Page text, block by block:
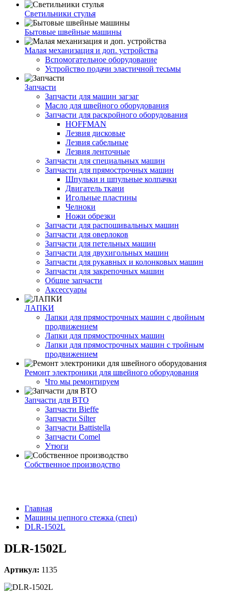
Светильники стулья
Бытовые швейные машины
Малая механизация и доп. устройства
Вспомогательное оборудование
Устройство подачи эластичной тесьмы
Запчасти
Запчасти для машин загзаг
Масло для швейного оборудования
Запчасти для раскройного оборудования
HOFFMAN
Лезвия дисковые
Лезвия сабельные
Лезвия ленточные
Запчасти для специальных машин
Запчасти для прямострочных машин
Шпульки и шпульные колпачки
Двигатель ткани
Игольные пластины
Челноки
Ножи обрезки
Запчасти для распошивальных машин
Запчасти для оверлоков
Запчасти для петельных машин
Запчасти для двухигольных машин
Запчасти для рукавных и колонковых машин
Запчасти для закрепочных машин
Общие запчасти
Аксессуары
ЛАПКИ
Лапки для прямострочных машин с двойным
продвижением
Лапки для прямострочных машин
Лапки для прямострочных машин с тройным
продвижением
Ремонт электроники для швейного оборудования
Что мы ремонтируем
Запчасти для ВТО
Запчасти Bieffe
Запчасти Silter
Запчасти Battistella
Запчасти Comel
Утюги
Собственное производство
Главная
Машины цепного стежка (спец)
DLR-1502L
DLR-1502L
Артикул: 1135